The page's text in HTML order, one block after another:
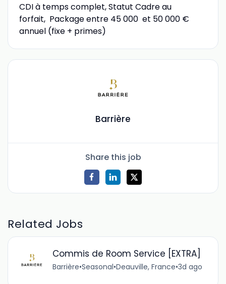
CDI à temps complet, Statut Cadre au
forfait, Package entre 45 000 et 50 000 €
annuel (fixe + primes)
Barrière
Share this job
Related Jobs
Commis de Room Service [EXTRA]
Barrière•Seasonal•Deauville, France•3d ago